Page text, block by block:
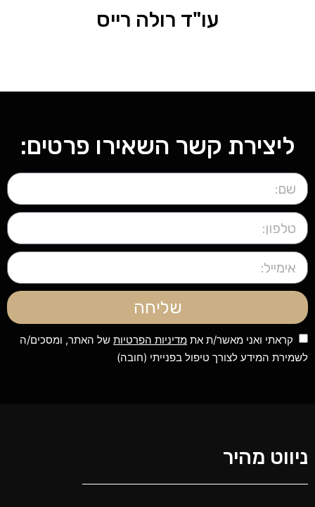
עו"ד רולה רייס
ליצירת קשר השאירו פרטים:
שליחה
קראתי ואני מאשר/ת את מדיניות הפרטיות של האתר, ומסכים/ה
לשמירת המידע לצורך טיפול בפנייתי (חובה)
ניווט מהיר